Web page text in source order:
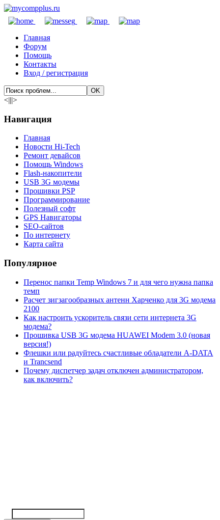
Главная
Форум
Помощь
Контакты
Вход / регистрация
<|||>
Навигация
Главная
Новости Hi-Tech
Ремонт девайсов
Помощь Windows
Flash-накопители
USB 3G модемы
Прошивки PSP
Программирование
Полезный софт
GPS Навигаторы
SEO-сайтов
По интернету
Карта сайта
Популярное
Перенос папки Temp Windows 7 и для чего нужна папка
темп
Расчет зигзагообразных антенн Харченко для 3G модема
2100
Как настроить ускоритель связи сети интернета 3G
модема?
Прошивка USB 3G модема HUAWEI Modem 3.0 (новая
версия!)
Флешки или радуйтесь счастливые обладатели A-DATA
и Trancsend
Почему диспетчер задач отключен администратором,
как включить?